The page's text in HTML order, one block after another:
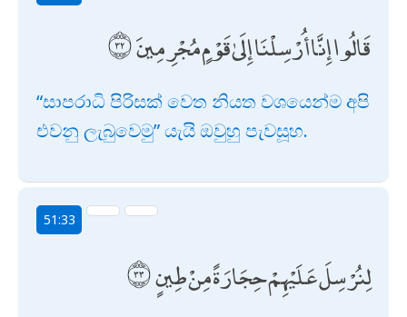
قَالُوا إِنَّا أُرْسِلْنَا إِلَىٰ قَوْمٍ مُجْرِمِينَ
“සාපරාධි පිරිසක් වෙත නියත වශයෙන්ම අපි
එවනු ලැබුවෙමු” යැයි ඔවුහු පැවසූහ.
51:33
لِنُرْسِلَ عَلَيْهِمْ حِجَارَةً مِنْ طِينٍ